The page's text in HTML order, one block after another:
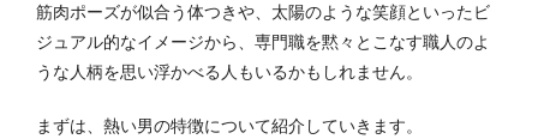
筋肉ポーズが似合う体つきや、太陽のような笑顔といったビ
ジュアル的なイメージから、専門職を黙々とこなす職人のよ
うな人柄を思い浮かべる人もいるかもしれません。
まずは、熱い男の特徴について紹介していきます。